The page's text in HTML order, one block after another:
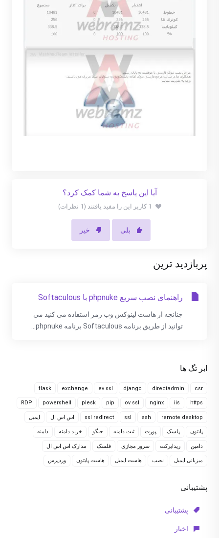
ابر تگ ها
csr
directadmin
django
ev ssl
exchange
flask
https
iis
nginx
ov ssl
pip
plesk
powershell
RDP
remote desktop
ssh
ssl
ssl redirect اس اس ال ایمیل
پایتون پلسک پورت ثبت دامنه جنگو خرید دامنه دامنه
دامین ریدایرکت سرور مجازی فلسک مدارک اس اس ال
میزبانی ایمیل نصب هاست ایمیل هاست پایتون وردپرس
پشتیبانی
پشتیبانی
اخبار
آیا این پاسخ به شما کمک کرد؟
1 کاربر این را مفید یافتند (1 نظرات)
بلی خیر
پربازدید ترین
راهنمای نصب سریع phpnuke با Softaculous
چنانچه از هاست لینوکس وب رمز استفاده می کنید می
توانید از طریق برنامه Softaculous برنامه phpnuke...